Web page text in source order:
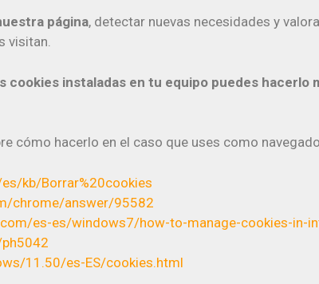
página, detectar nuevas necesidades y
visitan.
cookies instaladas en tu equipo puedes
cómo hacerlo en el caso que uses como
kb/Borrar%20cookies
chrome/answer/95582
es-es/windows7/how-to-manage-cookies-in-
11.50/es-ES/cookies.html